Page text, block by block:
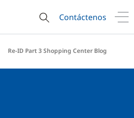
Contáctenos
Re-ID Part 3 Shopping Center Blog